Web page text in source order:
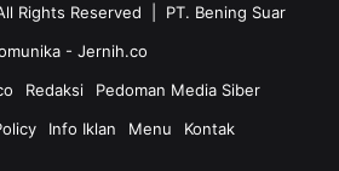
Rights Reserved | PT. Bening Suar
- Jernih.co
Redaksi
Pedoman Media Siber
Info Iklan Menu Kontak